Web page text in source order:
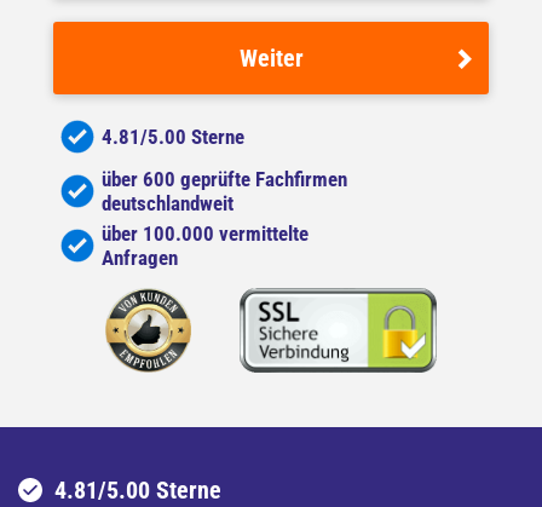
Weiter
4.81/5.00 Sterne
über 600 geprüfte Fachfirmen
deutschlandweit
über 100.000 vermittelte
Anfragen
4.81/5.00 Sterne